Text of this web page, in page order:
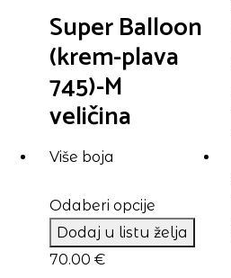
Super Balloon
(krem-plava
745)-M
veličina
Više boja
Odaberi opcije
Dodaj u listu želja
70.00 €